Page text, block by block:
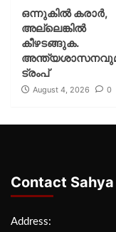
ഒന്നുകില്‍ കരാര്‍,
അല്ലെങ്കില്‍
കീഴടങ്ങുക.
ട്രംപ്
August 4, 2026 0
Contact
Address: